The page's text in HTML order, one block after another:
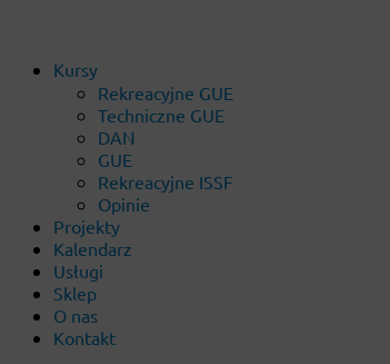
Kursy
Rekreacyjne GUE
Techniczne GUE
DAN
GUE
Rekreacyjne ISSF
Opinie
Projekty
Kalendarz
Usługi
Sklep
O nas
Kontakt